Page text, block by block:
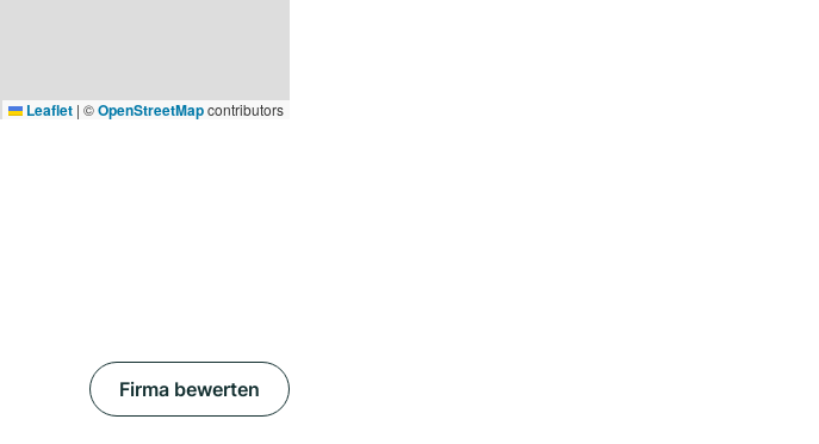
Leaflet | ©OpenStreetMapcontributors
Firma bewerten